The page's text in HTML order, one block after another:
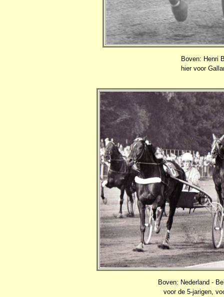
Boven: Henri
hier voor
Boven: Nederland -
voor de 5-jarigen,